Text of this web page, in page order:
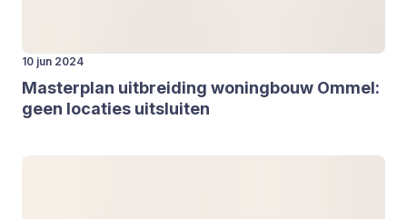
10 jun 2024
Mas­ter­plan uit­brei­ding woning­bouw Ommel:
geen loca­ties uit­slui­ten